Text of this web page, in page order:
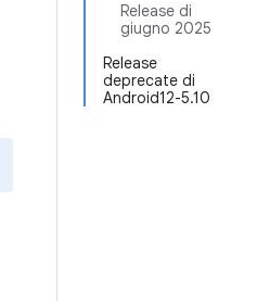
Release di
giugno 2025
Release
deprecate di
Android12-5.10